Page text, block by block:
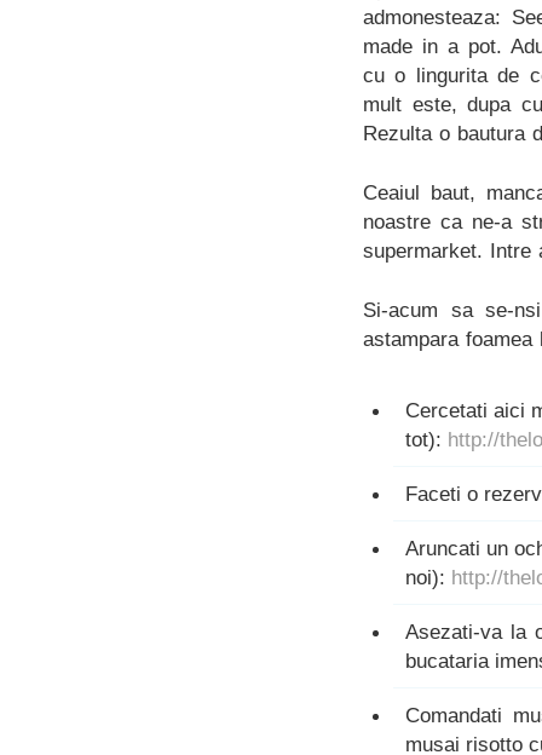
admonesteaza:
made in a pot.
cu o lingurita de
mult este, dupa
Rezulta o bautura
Ceaiul baut,
noastre ca ne-a
supermarket. Intre
Si-acum sa se-
astampara
Cercetati aici
tot): http://
Faceti o
Aruncati un
noi): http://
Asezati-va la
bucataria
Comandati
musai risotto